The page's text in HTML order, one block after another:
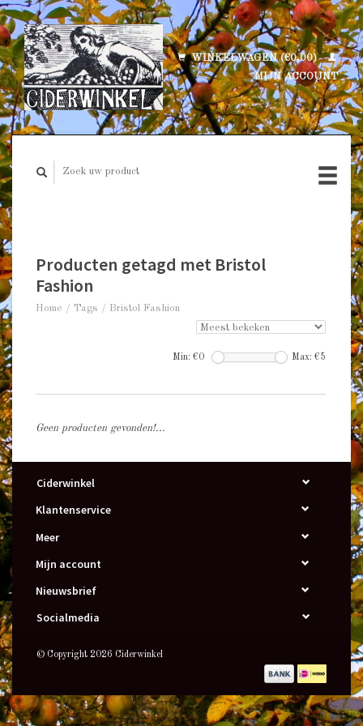
WINKELWAGEN (€0,00)
MIJN ACCOUNT
Producten getagd met Bristol
Fashion
Home / Tags / Bristol Fashion
Min: €0 Max: €5
Geen producten gevonden!...
Ciderwinkel
Klantenservice
Meer
Mijn account
Nieuwsbrief
Socialmedia
© Copyright 2026 Ciderwinkel